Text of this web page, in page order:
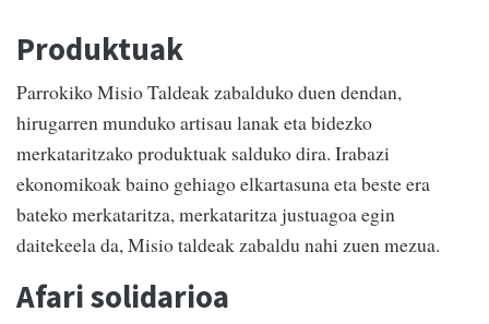
Produktuak
Parrokiko Misio Taldeak zabalduko duen dendan,
hirugarren munduko artisau lanak eta bidezko
merkataritzako produktuak salduko dira. Irabazi
ekonomikoak baino gehiago elkartasuna eta beste era
bateko merkataritza, merkataritza justuagoa egin
daitekeela da, Misio taldeak zabaldu nahi zuen mezua.
Afari solidarioa